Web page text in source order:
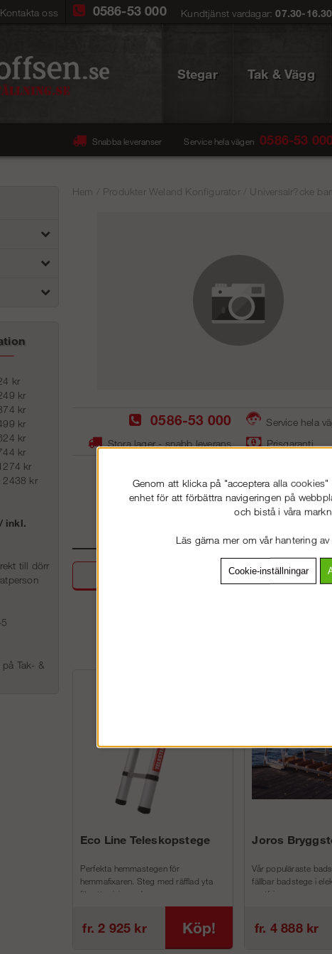
Kontakta oss 0586-53 000 Kundtjänst vardagar:07.30-16.30
Stegar Tak & Vägg
Snabba leveranser Service hela vägen 0586-53
kr
kr
kr
kr
kr
kr
kr
2438 kr
inkl.
till dörr
Tak- &
Hem Produkter Weland Konfigurator/ Universalr?cke
0586-53 000
Service hela
Stora lager - snabb leverans
Prisgaranti
Eco Line Teleskopstege
Perfekta hemmastegen för
hemmafixaren. Steg med räfflad yta
för att minimera h...
fr. 2 925 kr Köp!
Joros
Vår populäraste
fällbar badstege i
rostfri...
fr. 4 888 kr
Genom att klicka på "acceptera alla
enhet för att förbättra navigeringen på
och bistå i våra
Läs gärna mer om vår hantering
Cookie-inställningar
VÄLKOMMEN TILL
VÄNLIGEN VÄLJ PRIVAT